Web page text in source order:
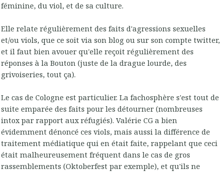
féminine, du viol, et de sa culture.
Elle relate régulièrement des faits d'agressions sexuelles
et/ou viols, que ce soit via son blog ou sur son compte twitter,
et il faut bien avouer qu'elle reçoit régulièrement des
réponses à la Bouton (juste de la drague lourde, des
grivoiseries, tout ça).
Le cas de Cologne est particulier. La fachosphère s'est tout de
suite emparée des faits pour les détourner (nombreuses
intox par rapport aux réfugiés). Valérie CG a bien
évidemment dénoncé ces viols, mais aussi la différence de
traitement médiatique qui en était faite, rappelant que ceci
était malheureusement fréquent dans le cas de gros
rassemblements (Oktoberfest par exemple), et qu'ils ne